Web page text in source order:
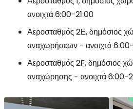
ανοιχτά 6:00-21:00
Αεροσταθμός 2Ε, δημόσιος
αναχωρήσεων - ανοιχτά
Αεροσταθμός 2F, δημόσιος
αναχώρησης - ανοιχτά 6:00-